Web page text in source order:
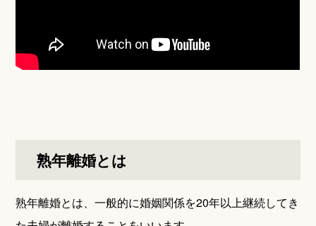
熟年離婚とは
熟年離婚とは、一般的に婚姻関係を20年以上継続してき